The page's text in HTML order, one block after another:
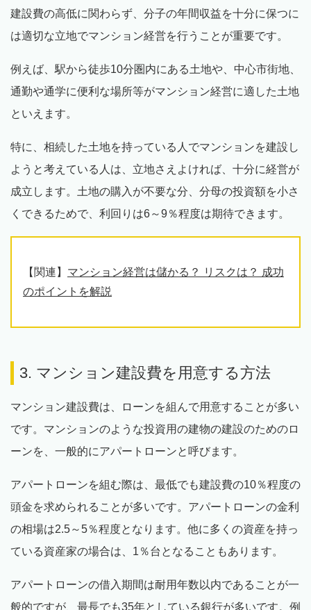
建設費の高低に関わらず、分子の年間収益を十分に保つに
は適切な立地でマンション経営を行うことが重要です。
例えば、駅から徒歩10分圏内にある土地や、中心市街地、
通勤や通学に便利な場所等がマンション経営に適した土地
といえます。
特に、相続した土地を持っている人でマンションを建設し
ようと考えている人は、立地さえよければ、十分に経営が
成立します。土地の購入が不要な分、分母の投資額を小さ
くできるためで、利回りは6～9％程度は期待できます。
【関連】 マンション経営は儲かる？ リスクは？ 成功
のポイントを解説
3. マンション建設費を用意する方法
マンション建設費は、ローンを組んで用意することが多い
です。マンションのような投資用の建物の建設のためのロ
ーンを、一般的にアパートローンと呼びます。
アパートローンを組む際は、最低でも建設費の10％程度の
頭金を求められることが多いです。アパートローンの金利
の相場は2.5～5％程度となります。他に多くの資産を持っ
ている資産家の場合は、1％台となることもあります。
アパートローンの借入期間は耐用年数以内であることが一
般的ですが、最長でも35年としている銀行が多いです。例